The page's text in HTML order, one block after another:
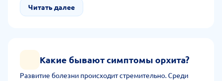
диагностики является УЗИ органов мошонки с
доплером для оценки структуры яичек, выявления
Читать далее
Какие бывают симптомы орхита?
Развитие болезни происходит стремительно. Среди